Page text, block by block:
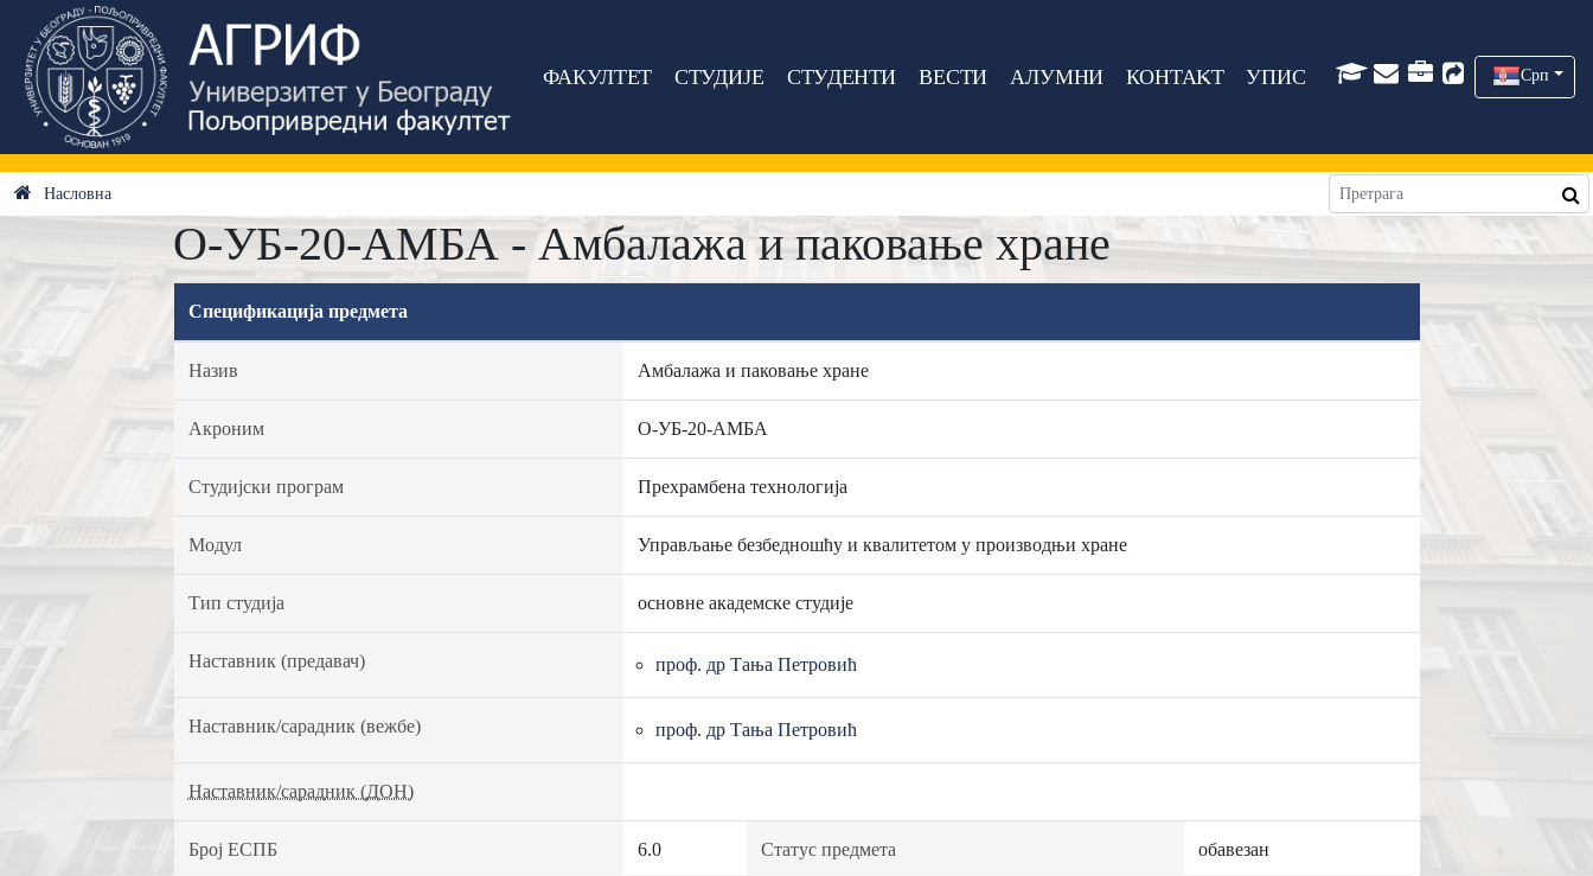
ФАКУЛТЕТ СТУДИЈЕ СТУДЕНТИ ВЕСТИ АЛУМНИ КОНТАКТ УПИС Срп
Насловна
О-УБ-20-АМБА - Амбалажа и паковање хране
Спецификација предмета
Назив Амбалажа и паковање хране
Акроним О-УБ-20-АМБА
Студијски програм Прехрамбена технологија
Модул Управљање безбедношћу и квалитетом у производњи хране
Тип студија основне академске студије
Наставник (предавач) проф. др Тања Петровић
Наставник/сарадник (вежбе) проф. др Тања Петровић
Наставник/сарадник (ДОН)
Број ЕСПБ 6.0 Статус предмета обавезан